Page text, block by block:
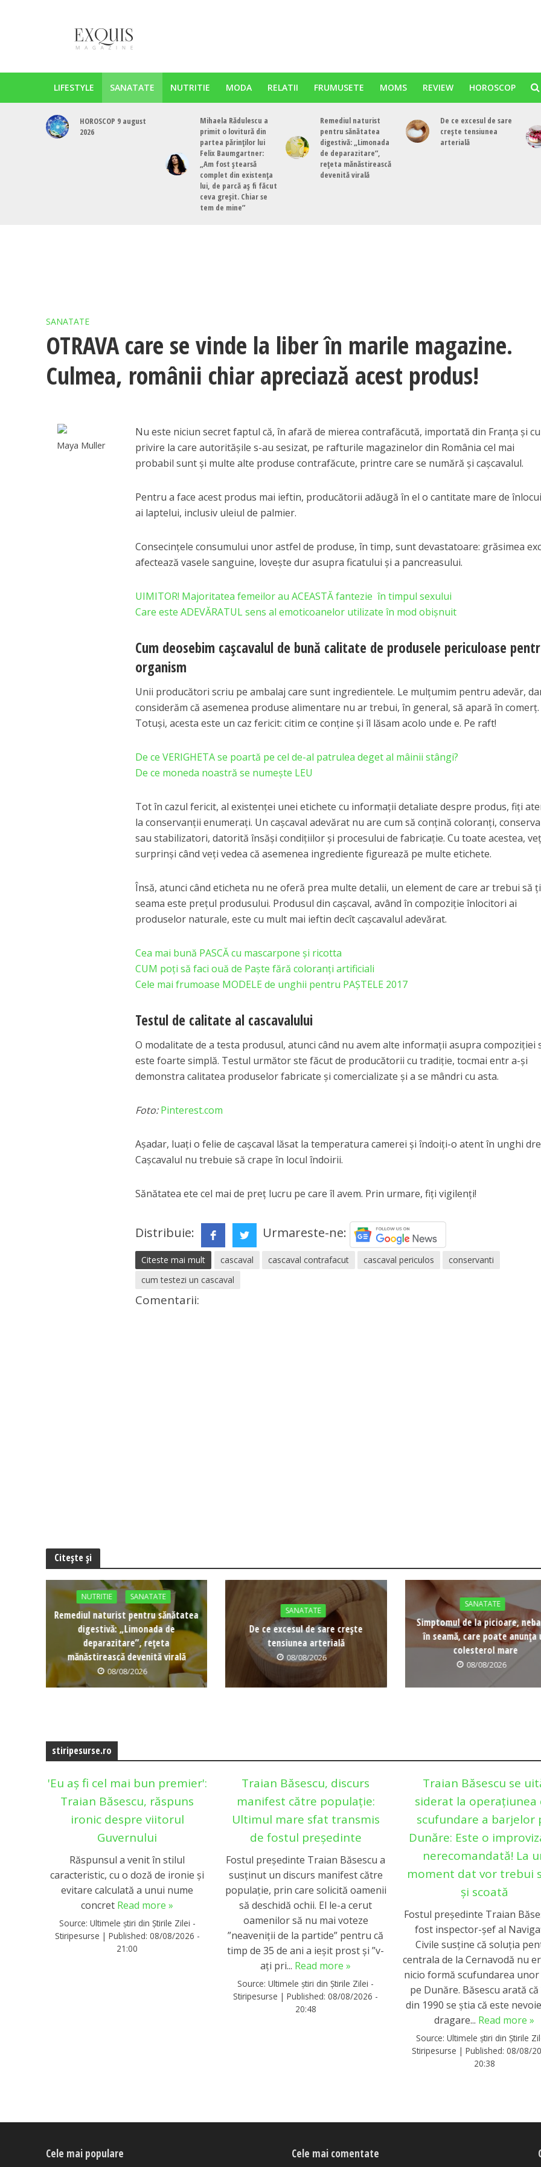
LIFESTYLE SANATATE NUTRITIE MODA RELATII FRUMUSETE MOMS REVIEW HOROSCOP
HOROSCOP 9 august
2026
Mihaela Rădulescu a
primit o lovitură din
partea părinților lui
Felix Baumgartner:
„Am fost ștearsă
complet din existența
lui, de parcă aș fi făcut
ceva greșit. Chiar se
tem de mine”
Remediul naturist
pentru sănătatea
digestivă: „Limonada
de deparazitare”,
rețeta mănăstirească
devenită virală
De ce excesul de sare
crește tensiunea
arterială
SANATATE
OTRAVA care se vinde la liber în marile magazine.
Culmea, românii chiar apreciază acest produs!
Maya Muller
Nu este niciun secret faptul că, în afară de mierea contrafăcută, importată din Franța și cu
privire la care autoritășile s-au sesizat, pe rafturile magazinelor din România cel mai
probabil sunt și multe alte produse contrafăcute, printre care se numără şi caşcavalul.
Pentru a face acest produs mai ieftin, producătorii adăugă în el o cantitate mare de
ai laptelui, inclusiv uleiul de palmier.
Consecinţele consumului unor astfel de produse, în timp, sunt devastatoare: grăsimea
afectează vasele sanguine, loveşte dur asupra ficatului şi a pancreasului.
UIMITOR! Majoritatea femeilor au ACEASTĂ fantezie în timpul sexului
Care este ADEVĂRATUL sens al emoticoanelor utilizate în mod obișnuit
Cum deosebim caşcavalul de bună calitate de produsele periculoase
organism
Unii producători scriu pe ambalaj care sunt ingredientele. Le mulţumim pentru adevăr,
considerăm că asemenea produse alimentare nu ar trebui, în general, să apară în comerţ.
Totuși, acesta este un caz fericit: citim ce conține și îl lăsam acolo unde e. Pe raft!
De ce VERIGHETA se poartă pe cel de-al patrulea deget al mâinii stângi?
De ce moneda noastră se numește LEU
Tot în cazul fericit, al existenței unei etichete cu informații detaliate despre produs, fiți
la conservanții enumerați. Un caşcaval adevărat nu are cum să conţină coloranţi,
sau stabilizatori, datorită însăși condițiilor și procesului de fabricație. Cu toate acestea,
surprinși când veți vedea că asemenea ingrediente figurează pe multe etichete.
Însă, atunci când eticheta nu ne oferă prea multe detalii, un element de care ar trebui să
seama este prețul produsului. Produsul din caşcaval, având în compoziție înlocitori ai
produselor naturale, este cu mult mai ieftin decît caşcavalul adevărat.
Cea mai bună PASCĂ cu mascarpone și ricotta
CUM poți să faci ouă de Paște fără coloranți artificiali
Cele mai frumoase MODELE de unghii pentru PAȘTELE 2017
Testul de calitate al cascavalului
O modalitate de a testa produsul, atunci când nu avem alte informații asupra compoziției
este foarte simplă. Testul următor ste făcut de producătorii cu tradiție, tocmai entr a-și
demonstra calitatea produselor fabricate și comercializate și a se mândri cu asta.
Foto:Pinterest.com
Așadar, luaţi o felie de caşcaval lăsat la temperatura camerei şi îndoiţi-o atent în unghi
Caşcavalul nu trebuie să crape în locul îndoirii.
Sănătatea ete cel mai de preț lucru pe care îl avem. Prin urmare, fiți vigilenți!
Distribuie: Urmareste-ne:
Citeste mai mult cascaval cascaval contrafacut cascaval periculos
conservanti
cum testezi un cascaval
Comentarii:
Citește și
NUTRITIE SANATATE
Remediul naturist pentru sănătatea
digestivă: „Limonada de
deparazitare”, rețeta
mănăstirească devenită virală
08/08/2026
SANATATE
De ce excesul de sare crește
tensiunea arterială
08/08/2026
SANATATE
Simptomul de la picioare,
în seamă, care poate anunța
colesterol mare
08/08/2026
stiripesurse.ro
'Eu aș fi cel mai bun premier':
Traian Băsescu, răspuns
ironic despre viitorul
Guvernului
Răspunsul a venit în stilul
caracteristic, cu o doză de ironie și
evitare calculată a unui nume
concret Read more »
Source: Ultimele știri din Știrile Zilei -
Stiripesurse | Published: 08/08/2026 -
21:00
Traian Băsescu, discurs
manifest către populație:
Ultimul mare sfat transmis
de fostul președinte
Fostul președinte Traian Băsescu a
susținut un discurs manifest către
populație, prin care solicită oamenii
să deschidă ochii. El le-a cerut
oamenilor să nu mai voteze
”neaveniții de la partide” pentru că
timp de 35 de ani a ieșit prost și ”v-
ați pri... Read more »
Source:Ultimele știri din Știrile Zilei -
Stiripesurse |Published:08/08/2026 -
20:48
Traian Băsescu se
siderat la operațiunea
scufundare a barjelor
Dunăre: Este o
nerecomandată! La
moment dat vor trebui
și scoată
Fostul președinte Traian
fost inspector-șef al
Civile susține că soluția
centrala de la Cernavodă nu
nicio formă scufundarea
pe Dunăre. Băsescu arată că
din 1990 se știa că este
dragare... Read more »
Source:Ultimele știri din Știrile
Stiripesurse |Published:08/08/
20:38
Cele mai populare Cele mai comentate